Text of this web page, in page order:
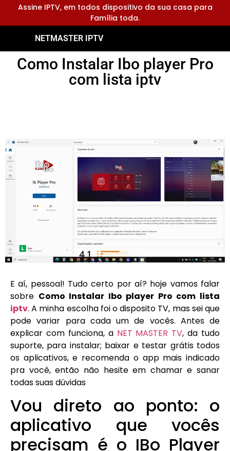
Assine IPTV, em todos dispositivo da sua casa para
Família toda.
NETMASTER IPTV
Como Instalar Ibo player Pro
com lista iptv
E aí, pessoal! Tudo certo por aí? hoje vamos falar
sobre Como Instalar Ibo player Pro com lista
iptv. A minha escolha foi o disposito TV, mas sei que
pode variar para cada um de vocês. Antes de
explicar com funciona, a NET MASTER TV, da tudo
suporte, para instalar; baixar e testar grátis todos
os aplicativos, e recomenda o app mais indicado
pra você, então não hesite em chamar e sanar
todas suas dúvidas
Vou direto ao ponto: o
aplicativo que vocês
precisam é o IBo Player